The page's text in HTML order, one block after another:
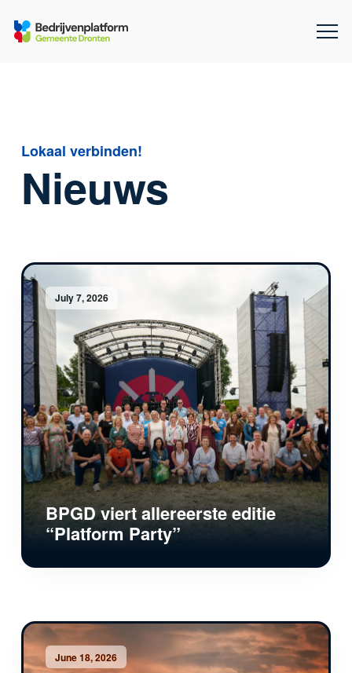
Lokaal verbinden!
Nieuws
July 7, 2026
BPGD viert allereerste editie
“Platform Party”
June 18, 2026